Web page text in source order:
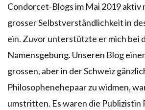
Condorcet-Blogs im Mai 2019 aktiv
grosser Selbstverständlichkeit in
ein. Zuvor unterstützte er mich bei
Namensgebung. Unseren Blog
grossen, aber in der Schweiz
Philosophenehepaar zu widmen,
umstritten. Es waren die Publizistin